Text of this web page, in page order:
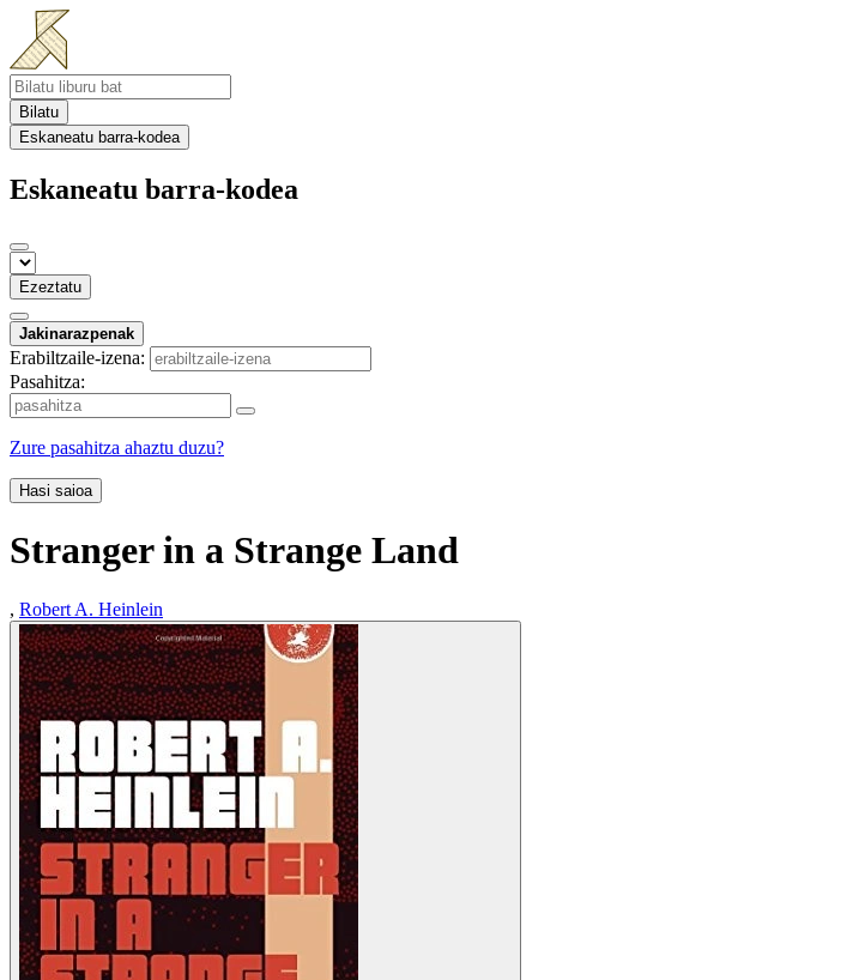
Bilatu
Eskaneatu barra-kodea
Eskaneatu barra-kodea
Ezeztatu
Jakinarazpenak
Erabiltzaile-izena:
Pasahitza:
Zure pasahitza ahaztu duzu?
Hasi saioa
Stranger in a Strange Land
, Robert A. Heinlein